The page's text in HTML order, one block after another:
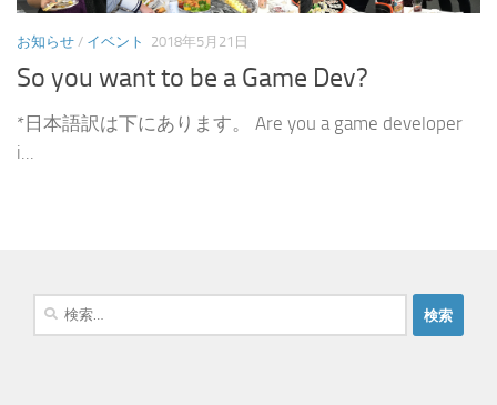
お知らせ / イベント 2018年5月21日
So you want to be a Game Dev?
*日本語訳は下にあります。 Are you a game developer
i...
検